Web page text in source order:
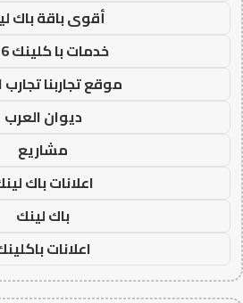
أقوى باقة باك
خدمات با كلينك 2026
موقع تجاربنا تجارب
ديوان العرب
مشاريع
اعلانات باك
باك لينك
اعلانات